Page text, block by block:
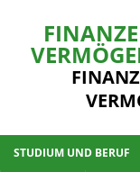
STUDIUM UND BERUF